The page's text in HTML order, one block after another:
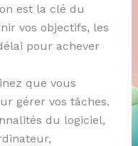
est la clé du
vos objectifs, les
pour achever
que vous
gérer vos tâches.
du logiciel,